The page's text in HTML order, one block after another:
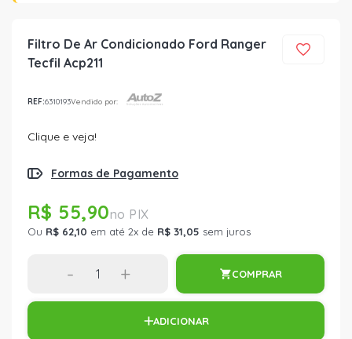
Filtro De Ar Condicionado Ford Ranger
Tecfil Acp211
REF:6310193Vendido por:
Clique e veja!
Formas de Pagamento
R$ 55,90
Ou R$ 62,10 em até 2x de R$ 31,05 sem juros
- + COMPRAR
ADICIONAR